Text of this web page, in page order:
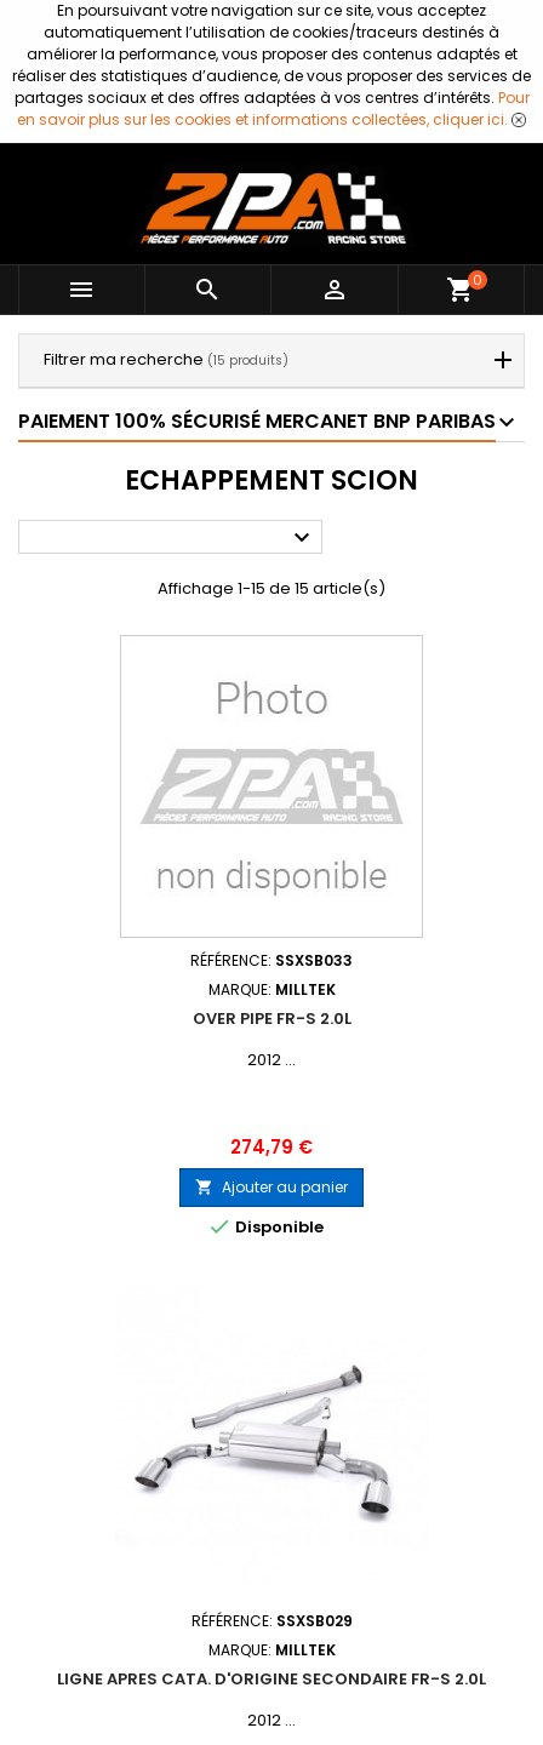
En poursuivant votre navigation sur ce site, vous acceptez
automatiquement l’utilisation de cookies/traceurs destinés à
améliorer la performance, vous proposer des contenus adaptés et
réaliser des statistiques d’audience, de vous proposer des services de
partages sociaux et des offres adaptées à vos centres d’intérêts. Pour
en savoir plus sur les cookies et informations collectées, cliquer ici.
   shopping_cart0
Filtrer ma recherche (15 produits)
PAIEMENT 100% SÉCURISÉ MERCANET BNP PARIBAS
ECHAPPEMENT SCION

Affichage 1-15 de 15 article(s)
RÉFÉRENCE: SSXSB033
MARQUE: MILLTEK
OVER PIPE FR-S 2.0L
2012 ...
Prix
274,79 €
 Ajouter au panier
 Disponible
RÉFÉRENCE: SSXSB029
MARQUE: MILLTEK
LIGNE APRES CATA. D'ORIGINE SECONDAIRE FR-S 2.0L
2012 ...